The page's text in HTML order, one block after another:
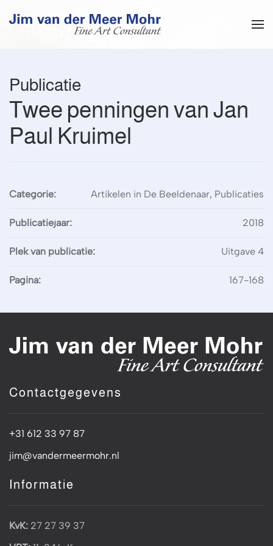
Overslaan en naar de inhoud gaan
Publicatie
Twee penningen van Jan
Paul Kruimel
Categorie: Artikelen in De Beeldenaar, Publicaties
Publicatiejaar: 2018
Plek van publicatie: Uitgave 4
Pagina: 167-168
Contactgegevens
+31 612 33 97 87
jim@vandermeermohr.nl
Informatie
KvK: 27 27 39 37